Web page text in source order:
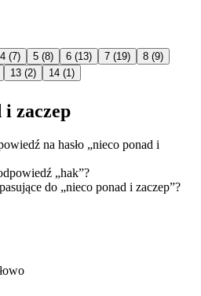
4 (7) 5 (8) 6 (13) 7 (19) 8 (9)
13 (2) 14 (1)
zaczep
na hasło „nieco ponad i
„hak”?
do „nieco ponad i zaczep”?